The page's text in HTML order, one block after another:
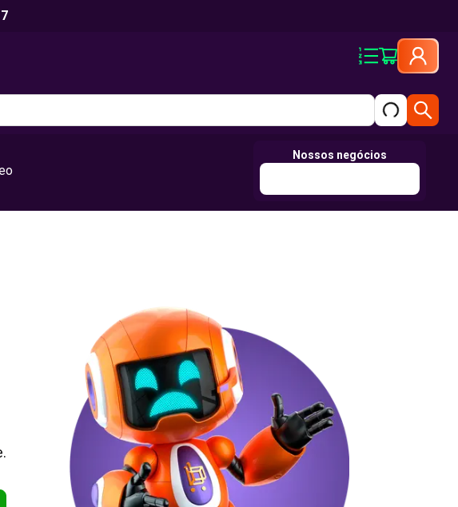
Nossos negócios